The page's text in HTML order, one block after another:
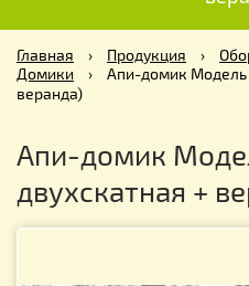
Главная › Продукция ›
Домики
›
Апи-домик Модель
веранда)
Апи-домик
двухскатная +